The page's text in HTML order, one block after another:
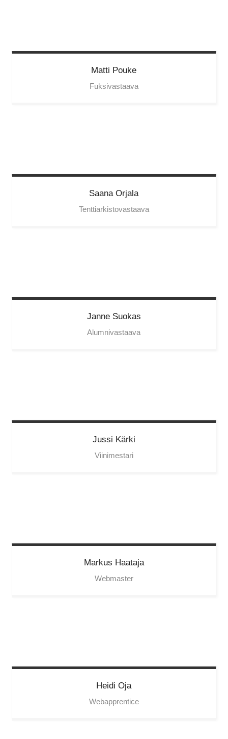
Matti Pouke
Fuksivastaava
Saana Orjala
Tenttiarkistovastaava
Janne Suokas
Alumnivastaava
Jussi Kärki
Viinimestari
Markus Haataja
Webmaster
Heidi Oja
Webapprentice